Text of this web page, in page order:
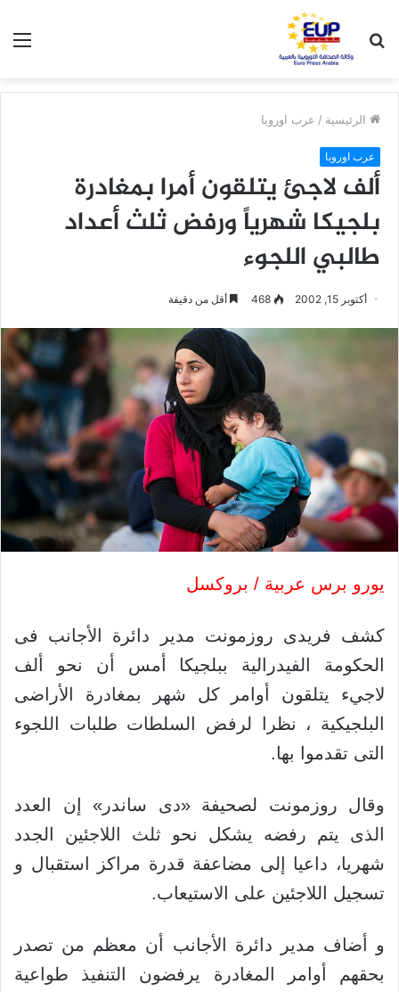
عن
الرئيسية / عرب اوروبا
عرب اوروبا
ألف لاجئ يتلقون أمرا بمغادرة
بلجيكا شهرياً ورفض ثلث أعداد
طالبي اللجوء
أكتوبر 15, 2002 468 أقل من دقيقة
يورو برس عربية / بروكسل
كشف فريدى روزمونت مدير دائرة الأجانب فى
الحكومة الفيدرالية ببلجيكا أمس أن نحو ألف
لاجيء يتلقون أوامر كل شهر بمغادرة الأراضى
البلجيكية ، نظرا لرفض السلطات طلبات اللجوء
التى تقدموا بها.
وقال روزمونت لصحيفة «دى ساندر» إن العدد
الذى يتم رفضه يشكل نحو ثلث اللاجئين الجدد
شهريا، داعيا إلى مضاعفة قدرة مراكز استقبال و
تسجيل اللاجئين على الاستيعاب.
و أضاف مدير دائرة الأجانب أن معظم من تصدر
بحقهم أوامر المغادرة يرفضون التنفيذ طواعية